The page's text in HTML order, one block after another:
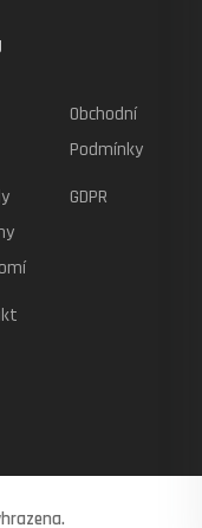
Obchodní
Podmínky
GDPR